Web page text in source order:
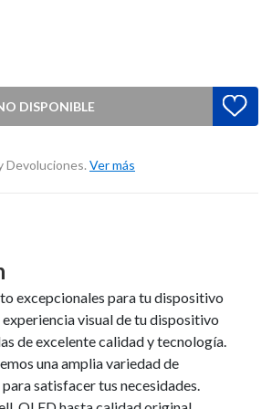
DISPONIBLE
Devoluciones. Ver más
excepcionales para tu dispositivo
experiencia visual de tu dispositivo
de excelente calidad y tecnología.
una amplia variedad de
satisfacer tus necesidades.